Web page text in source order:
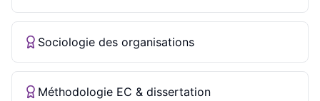
Sociologie des organisations
Méthodologie EC & dissertation